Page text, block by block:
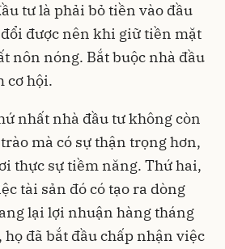
tư là phải bỏ tiền vào đầu
được nên khi giữ tiền mặt
nôn nóng. Bắt buộc nhà đầu
cơ hội.
nhất nhà đầu tư không còn
mà có sự thận trọng hơn,
thực sự tiềm năng. Thứ hai,
tài sản đó có tạo ra dòng
lại lợi nhuận hàng tháng
đã bắt đầu chấp nhận việc